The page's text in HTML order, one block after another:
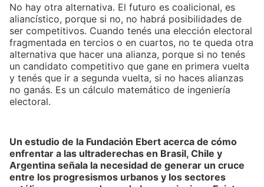
No hay otra alternativa. El futuro es coalicional, es
aliancístico, porque si no, no habrá posibilidades de
ser competitivos. Cuando tenés una elección electoral
fragmentada en tercios o en cuartos, no te queda otra
alternativa que hacer una alianza, porque si no tenés
un candidato competitivo que gane en primera vuelta
y tenés que ir a segunda vuelta, si no haces alianzas
no ganás. Es un cálculo matemático de ingeniería
electoral.
Un estudio de la Fundación Ebert acerca de cómo
enfrentar a las ultraderechas en Brasil, Chile y
Argentina señala la necesidad de generar un cruce
entre los progresismos urbanos y los sectores